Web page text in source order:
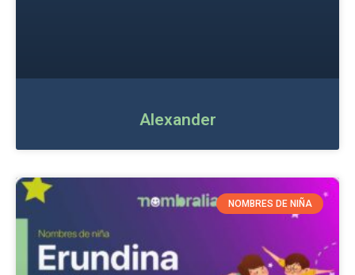
Alexander
NOMBRES DE NIÑA